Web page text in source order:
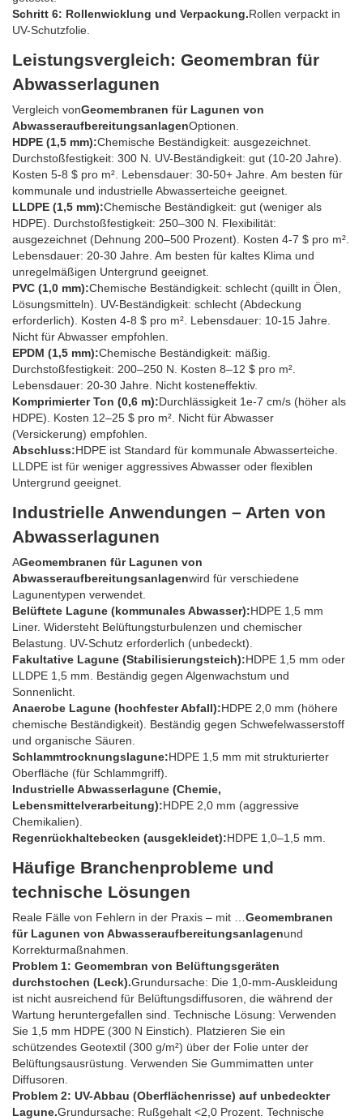
Schritt 6: Rollenwicklung und Verpackung.Rollen verpackt in
UV-Schutzfolie.
Leistungsvergleich: Geomembran für
Abwasserlagunen
Vergleich vonGeomembranen für Lagunen von
AbwasseraufbereitungsanlagenOptionen.
HDPE (1,5 mm):Chemische Beständigkeit: ausgezeichnet.
Durchstoßfestigkeit: 300 N. UV-Beständigkeit: gut (10-20 Jahre).
Kosten 5-8 $ pro m². Lebensdauer: 30-50+ Jahre. Am besten für
kommunale und industrielle Abwasserteiche geeignet.
LLDPE (1,5 mm):Chemische Beständigkeit: gut (weniger als
HDPE). Durchstoßfestigkeit: 250–300 N. Flexibilität:
ausgezeichnet (Dehnung 200–500 Prozent). Kosten 4-7 $ pro m².
Lebensdauer: 20-30 Jahre. Am besten für kaltes Klima und
unregelmäßigen Untergrund geeignet.
PVC (1,0 mm):Chemische Beständigkeit: schlecht (quillt in Ölen,
Lösungsmitteln). UV-Beständigkeit: schlecht (Abdeckung
erforderlich). Kosten 4-8 $ pro m². Lebensdauer: 10-15 Jahre.
Nicht für Abwasser empfohlen.
EPDM (1,5 mm):Chemische Beständigkeit: mäßig.
Durchstoßfestigkeit: 200–250 N. Kosten 8–12 $ pro m².
Lebensdauer: 20-30 Jahre. Nicht kosteneffektiv.
Komprimierter Ton (0,6 m):Durchlässigkeit 1e-7 cm/s (höher als
HDPE). Kosten 12–25 $ pro m². Nicht für Abwasser
(Versickerung) empfohlen.
Abschluss:HDPE ist Standard für kommunale Abwasserteiche.
LLDPE ist für weniger aggressives Abwasser oder flexiblen
Untergrund geeignet.
Industrielle Anwendungen – Arten von
Abwasserlagunen
AGeomembranen für Lagunen von
Abwasseraufbereitungsanlagenwird für verschiedene
Lagunentypen verwendet.
Belüftete Lagune (kommunales Abwasser):HDPE 1,5 mm
Liner. Widersteht Belüftungsturbulenzen und chemischer
Belastung. UV-Schutz erforderlich (unbedeckt).
Fakultative Lagune (Stabilisierungsteich):HDPE 1,5 mm oder
LLDPE 1,5 mm. Beständig gegen Algenwachstum und
Sonnenlicht.
Anaerobe Lagune (hochfester Abfall):HDPE 2,0 mm (höhere
chemische Beständigkeit). Beständig gegen Schwefelwasserstoff
und organische Säuren.
Schlammtrocknungslagune:HDPE 1,5 mm mit strukturierter
Oberfläche (für Schlammgriff).
Industrielle Abwasserlagune (Chemie,
Lebensmittelverarbeitung):HDPE 2,0 mm (aggressive
Chemikalien).
Regenrückhaltebecken (ausgekleidet):HDPE 1,0–1,5 mm.
Häufige Branchenprobleme und
technische Lösungen
Reale Fälle von Fehlern in der Praxis – mit … Geomembranen
für Lagunen von Abwasseraufbereitungsanlagenund
Korrekturmaßnahmen.
Problem 1: Geomembran von Belüftungsgeräten
durchstochen (Leck).Grundursache: Die 1,0-mm-Auskleidung
ist nicht ausreichend für Belüftungsdiffusoren, die während der
Wartung heruntergefallen sind. Technische Lösung: Verwenden
Sie 1,5 mm HDPE (300 N Einstich). Platzieren Sie ein
schützendes Geotextil (300 g/m²) über der Folie unter der
Belüftungsausrüstung. Verwenden Sie Gummimatten unter
Diffusoren.
Problem 2: UV-Abbau (Oberflächenrisse) auf unbedeckter
Lagune.Grundursache: Rußgehalt <2,0 Prozent. Technische